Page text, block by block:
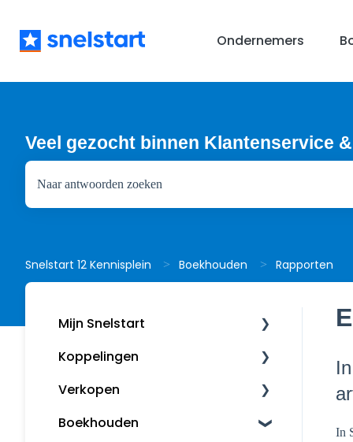
Ondernemers
Veel gezocht binnen Klantenservice
Snelstart 12 Kennisplein Boekhouden Rapporten
In
Mijn Snelstart
Mijn Snelstart
Koppelingen
Overige koppelingen
Verkopen
Factureren
Boekhouden